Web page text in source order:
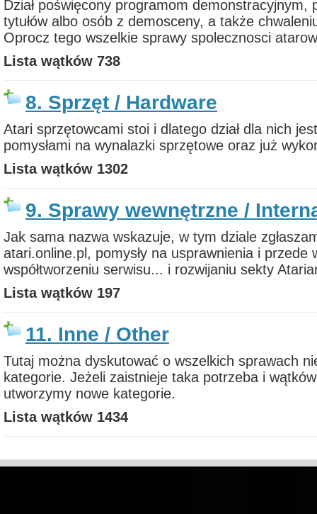
Dział poświęcony programom demonstracyjnym,
tytułów albo osób z demosceny, a także
Oprocz tego wszelkie sprawy spolecznosci
Lista wątków 738
8. Sprzęt / Hardware
Atari sprzętowcami stoi i dlatego dział dla nich
pomysłami na wynalazki sprzętowe oraz już
Lista wątków 1302
9. Sprawy wewnętrzne /
Jak sama nazwa wskazuje, w tym dziale
atari.online.pl, pomysły na usprawnienia i
współtworzeniu serwisu... i rozwijaniu sekty
Lista wątków 197
11. Inne / Other
Tutaj można dyskutować o wszelkich sprawach
kategorie. Jeżeli zaistnieje taka potrzeba i
utworzymy nowe kategorie.
Lista wątków 1434